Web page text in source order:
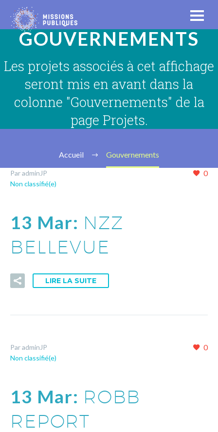
GOUVERNEMENTS
Les projets associés à cet affichage
seront mis en avant dans la
colonne "Gouvernements" de la
page Projets.
Accueil
Gouvernements
0
Par adminJP
Non classifié(e)
13 Mar: NZZ
BELLEVUE
LIRE LA SUITE
0
Par adminJP
Non classifié(e)
13 Mar: ROBB
REPORT